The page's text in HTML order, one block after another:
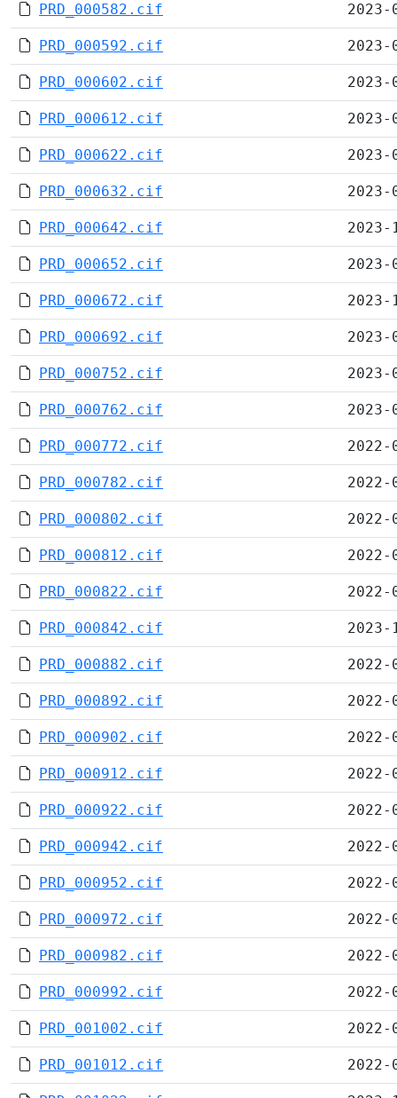
PRD_000582.cif
PRD_000592.cif
PRD_000602.cif
PRD_000612.cif
PRD_000622.cif
PRD_000632.cif
PRD_000642.cif
PRD_000652.cif
PRD_000672.cif
PRD_000692.cif
PRD_000752.cif
PRD_000762.cif
PRD_000772.cif
PRD_000782.cif
PRD_000802.cif
PRD_000812.cif
PRD_000822.cif
PRD_000842.cif
PRD_000882.cif
PRD_000892.cif
PRD_000902.cif
PRD_000912.cif
PRD_000922.cif
PRD_000942.cif
PRD_000952.cif
PRD_000972.cif
PRD_000982.cif
PRD_000992.cif
PRD_001002.cif
PRD_001012.cif